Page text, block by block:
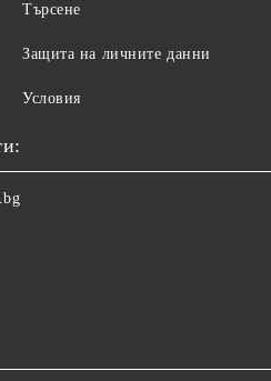
Търсене
Защита на личните данни
Условия